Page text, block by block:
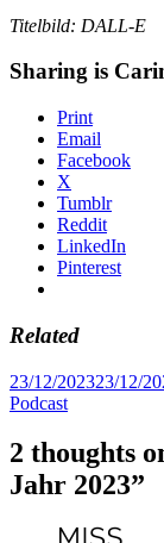
Titelbild: DALL-E
Sharing is
Print
Email
Facebook
X
Tumblr
Reddit
LinkedIn
Pinterest
Related
Posted
on
23/12/202323/12/
Podcast
2 thoughts
Jahr 2023”